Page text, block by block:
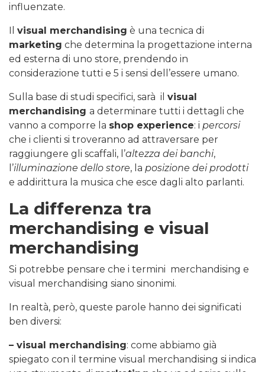
influenzate.
Il visual merchandising è una tecnica di
marketing che determina la progettazione interna
ed esterna di uno store, prendendo in
considerazione tutti e 5 i sensi dell’essere umano.
Sulla base di studi specifici, sarà il visual
merchandising a determinare tutti i dettagli che
vanno a comporre la shop experience: i percorsi
che i clienti si troveranno ad attraversare per
raggiungere gli scaffali, l’altezza dei banchi,
l’illuminazione dello store, la posizione dei prodotti
e addirittura la musica che esce dagli alto parlanti.
La differenza tra
merchandising e visual
merchandising
Si potrebbe pensare che i termini merchandising e
visual merchandising siano sinonimi.
In realtà, però, queste parole hanno dei significati
ben diversi:
– visual merchandising: come abbiamo già
spiegato con il termine visual merchandising si indica